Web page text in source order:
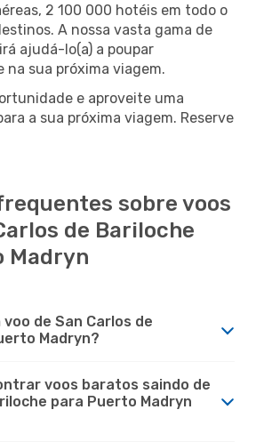
2 100 000 hotéis em todo o
A nossa vasta gama de
ajudá-lo(a) a poupar
sua próxima viagem.
e aproveite uma
a sua próxima viagem. Reserve
sobre voos
de Bariloche
Madryn
de San Carlos de
Madryn?
voos baratos saindo de
para Puerto Madryn